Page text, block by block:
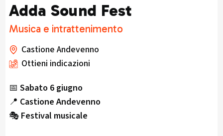
Adda Sound Fest
Musica e intrattenimento
Castione Andevenno
Ottieni indicazioni
📅 Sabato 6 giugno
📍 Castione Andevenno
🎭 Festival musicale